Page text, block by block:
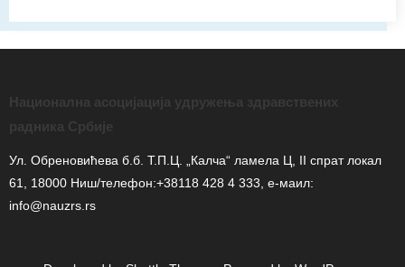
Национална асоцијација удружења здравствених
радника Србије
Ул. Обреновићева б.б. Т.П.Ц. „Калча“ ламела Ц, II спрат локал
61, 18000 Ниш/телефон:+38118 428 4 333, е-маил:
info@nauzrs.rs